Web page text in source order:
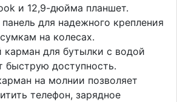
и 12,9-дюйма планшет.
для надежного крепления
на колесах.
карман для бутылки с водой
быструю доступность.
на молнии позволяет
телефон, зарядное